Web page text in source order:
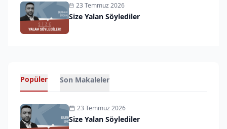
23 Temmuz 2026
Size Yalan Söylediler
Popüler Son Makaleler
23 Temmuz 2026
Size Yalan Söylediler